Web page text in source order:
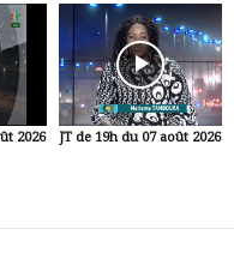
2026 JT de 19h du 07 août 2026